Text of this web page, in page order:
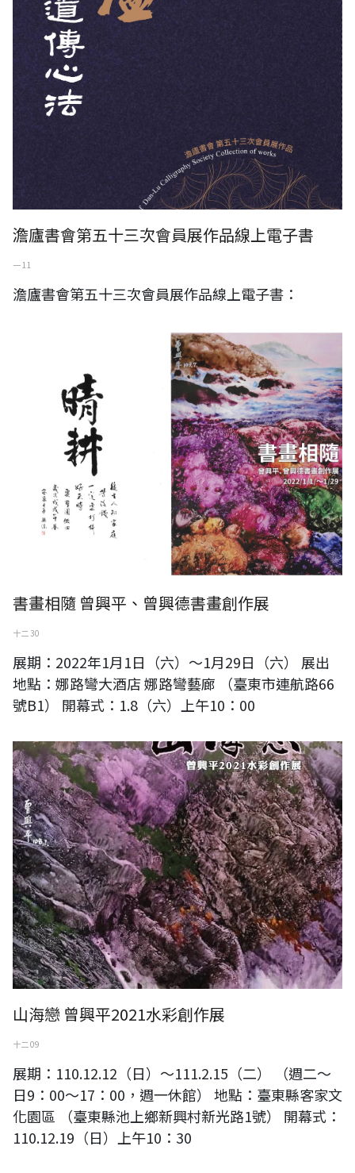
澹廬書會第五十三次會員展作品線上電子書
一 11
澹廬書會第五十三次會員展作品線上電子書：
書畫相隨 曾興平、曾興德書畫創作展
十二 30
展期：2022年1月1日（六）～1月29日（六） 展出
地點：娜路彎大酒店 娜路彎藝廊 （臺東市連航路66
號B1） 開幕式：1.8（六）上午10：00
山海戀 曾興平2021水彩創作展
十二 09
展期：110.12.12（日）～111.2.15（二） （週二～
日9：00～17：00，週一休館） 地點：臺東縣客家文
化園區 （臺東縣池上鄉新興村新光路1號） 開幕式：
110.12.19（日）上午10：30